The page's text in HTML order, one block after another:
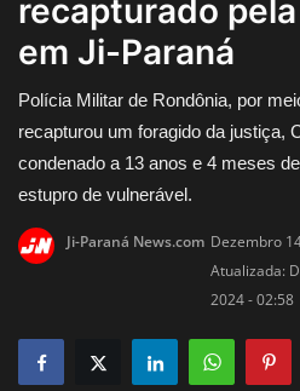
Home
Acidente
Notícias do Mundo
Polícia
recapturado
em Ji-Paraná
Polícia Militar de Rondônia, por
recapturou um foragido da justiça,
condenado a 13 anos e 4 meses
estupro de vulnerável.
Ji-Paraná News.com Dezembro
Atualizada:
2024 - 02:58